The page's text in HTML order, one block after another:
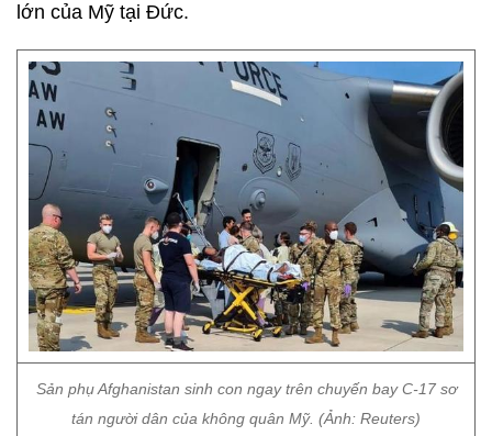
lớn của Mỹ tại Đức.
Sản phụ Afghanistan sinh con ngay trên chuyến bay C-17 sơ
tán người dân của không quân Mỹ. (Ảnh: Reuters)